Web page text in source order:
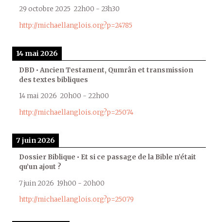
29 octobre 2025 22h00 - 23h30
http://michaellanglois.org?p=24785
14 mai 2026
DBD • Ancien Testament, Qumrân et transmission
des textes bibliques
14 mai 2026 20h00 - 22h00
http://michaellanglois.org?p=25074
7 juin 2026
Dossier Biblique • Et si ce passage de la Bible n’était
qu’un ajout ?
7 juin 2026 19h00 - 20h00
http://michaellanglois.org?p=25079